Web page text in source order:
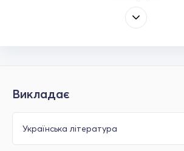
Викладає